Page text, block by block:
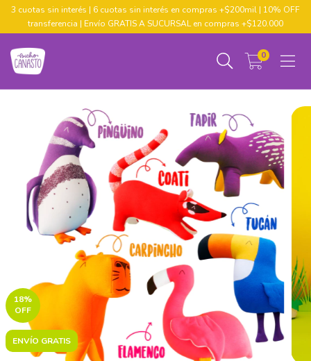
3 cuotas sin interés | 6 cuotas sin interés en compras +$200mil | 10% OFF
transferencia | Envío GRATIS A SUCURSAL en compras +$120.000
0
18%
OFF
ENVÍO GRATIS